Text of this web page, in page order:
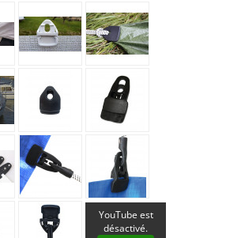
YouTube est
désactivé.